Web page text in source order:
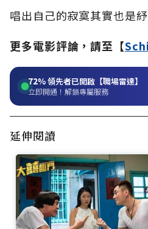
唱出自己的寂寞其實也是
更多電影評論，請至【
72%領先者已開啟【職場雷達】
立即開通！解鎖專屬服務
延伸閱讀